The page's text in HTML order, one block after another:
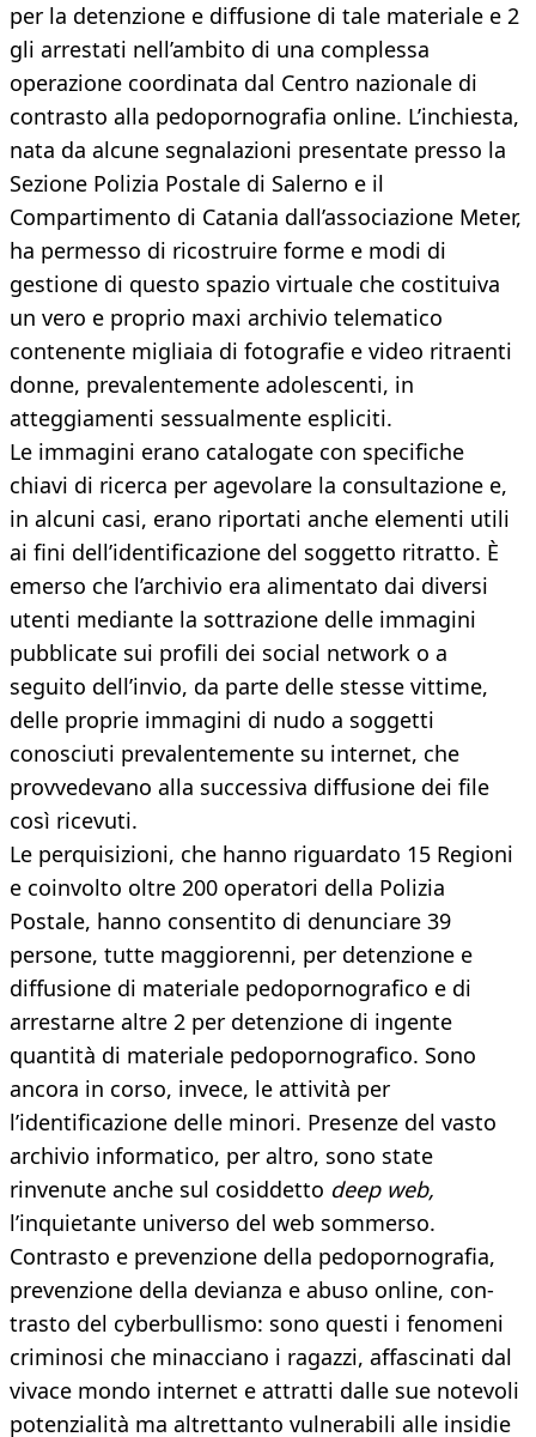
per la detenzione e diffusione di tale materiale e 2
gli arrestati nell’ambito di una complessa
operazione coordinata dal Centro nazionale di
contrasto alla pedopornografia online. L’inchiesta,
nata da alcune segnalazioni presentate presso la
Sezione Polizia Postale di Salerno e il
Compartimento di Catania dall’associazione Meter,
ha permesso di ricostruire forme e modi di
gestione di questo spazio virtuale che costituiva
un vero e proprio maxi archivio telematico
contenente migliaia di fotografie e video ritraenti
donne, prevalentemente adolescenti, in
atteggiamenti sessualmente espliciti.
Le immagini erano catalogate con specifiche
chiavi di ricerca per agevolare la consultazione e,
in alcuni casi, erano riportati anche elementi utili
ai fini dell’identificazione del soggetto ritratto. È
emerso che l’archivio era alimentato dai diversi
utenti mediante la sottrazione delle immagini
pubblicate sui profili dei social network o a
seguito dell’invio, da parte delle stesse vittime,
delle proprie immagini di nudo a soggetti
conosciuti prevalentemente su internet, che
provvedevano alla successiva diffusione dei file
così ricevuti.
Le perquisizioni, che hanno riguardato 15 Regioni
e coinvolto oltre 200 operatori della Polizia
Postale, hanno consentito di denunciare 39
persone, tutte maggiorenni, per detenzione e
diffusione di materiale pedopornografico e di
arrestarne altre 2 per detenzione di ingente
quantità di materiale pedopornografico. Sono
ancora in corso, invece, le attività per
l’identificazione delle minori. Presenze del vasto
archivio informatico, per altro, sono state
rinvenute anche sul cosiddetto deep web,
l’inquietante universo del web sommerso.
Contrasto e prevenzione della pedopornografia,
prevenzione della devianza e abuso online, con-
trasto del cyberbullismo: sono questi i fenomeni
criminosi che minacciano i ragazzi, affascinati dal
vivace mondo internet e attratti dalle sue notevoli
potenzialità ma altrettanto vulnerabili alle insidie